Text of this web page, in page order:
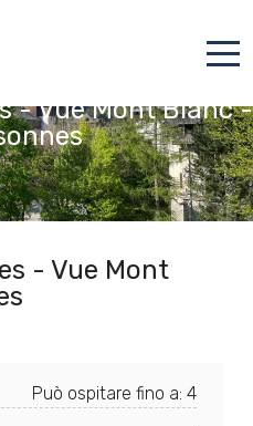
Haute-Savoie
- Vue Mont Blanc -
- Vue Mont
Può ospitare fino a: 4